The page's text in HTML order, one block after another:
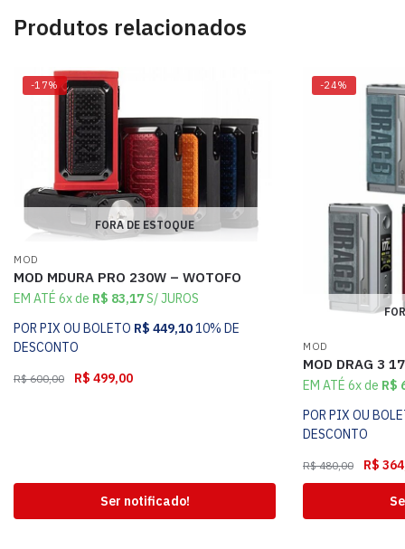
Produtos relacionados
-17%
FORA DE ESTOQUE
MOD
MOD MDURA PRO 230W – WOTOFO
EM ATÉ 6x de R$ 83,17S/ JUROS
POR PIX OU BOLETO R$ 449,1010% DE
DESCONTO
R$600,00 R$ 499,00
Ser notificado!
-24%
MOD
MOD DRAG 3
EM ATÉ 6x de R$
POR PIX OU
DESCONTO
R$480,00 R$